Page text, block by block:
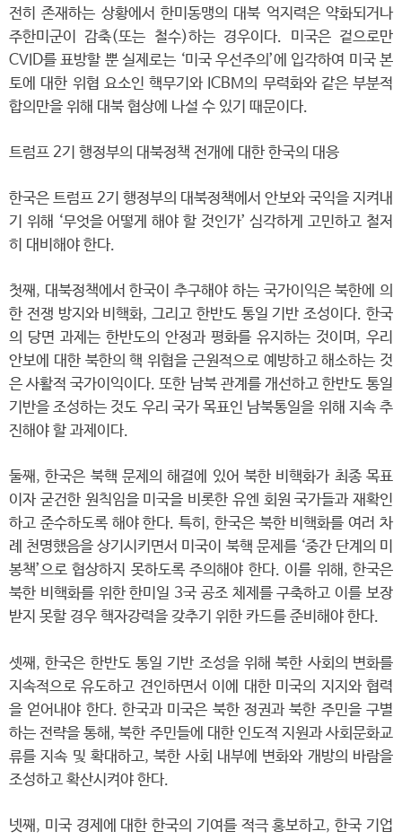
전히 존재하는 상황에서 한미동맹의 대북 억지력은 약화되거나
주한미군이 감축(또는 철수)하는 경우이다. 미국은 겉으로만
CVID를 표방할 뿐 실제로는 ‘미국 우선주의’에 입각하여 미국 본
토에 대한 위협 요소인 핵무기와 ICBM의 무력화와 같은 부분적
합의만을 위해 대북 협상에 나설 수 있기 때문이다.
트럼프 2기 행정부의 대북정책 전개에 대한 한국의 대응
한국은 트럼프 2기 행정부의 대북정책에서 안보와 국익을 지켜내
기 위해 ‘무엇을 어떻게 해야 할 것인가’ 심각하게 고민하고 철저
히 대비해야 한다.
첫째, 대북정책에서 한국이 추구해야 하는 국가이익은 북한에 의
한 전쟁 방지와 비핵화, 그리고 한반도 통일 기반 조성이다. 한국
의 당면 과제는 한반도의 안정과 평화를 유지하는 것이며, 우리
안보에 대한 북한의 핵 위협을 근원적으로 예방하고 해소하는 것
은 사활적 국가이익이다. 또한 남북 관계를 개선하고 한반도 통일
기반을 조성하는 것도 우리 국가 목표인 남북통일을 위해 지속 추
진해야 할 과제이다.
둘째, 한국은 북핵 문제의 해결에 있어 북한 비핵화가 최종 목표
이자 굳건한 원칙임을 미국을 비롯한 유엔 회원 국가들과 재확인
하고 준수하도록 해야 한다. 특히, 한국은 북한 비핵화를 여러 차
례 천명했음을 상기시키면서 미국이 북핵 문제를 ‘중간 단계의 미
봉책’으로 협상하지 못하도록 주의해야 한다. 이를 위해, 한국은
북한 비핵화를 위한 한미일 3국 공조 체제를 구축하고 이를 보장
받지 못할 경우 핵자강력을 갖추기 위한 카드를 준비해야 한다.
셋째, 한국은 한반도 통일 기반 조성을 위해 북한 사회의 변화를
지속적으로 유도하고 견인하면서 이에 대한 미국의 지지와 협력
을 얻어내야 한다. 한국과 미국은 북한 정권과 북한 주민을 구별
하는 전략을 통해, 북한 주민들에 대한 인도적 지원과 사회문화교
류를 지속 및 확대하고, 북한 사회 내부에 변화와 개방의 바람을
조성하고 확산시켜야 한다.
넷째, 미국 경제에 대한 한국의 기여를 적극 홍보하고, 한국 기업